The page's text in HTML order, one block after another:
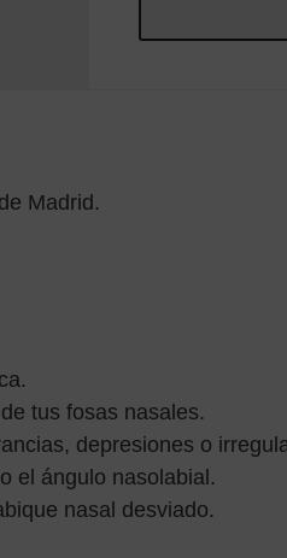
Madrid.
tus fosas nasales.
depresiones o
el ángulo nasolabial.​
nasal desviado.​